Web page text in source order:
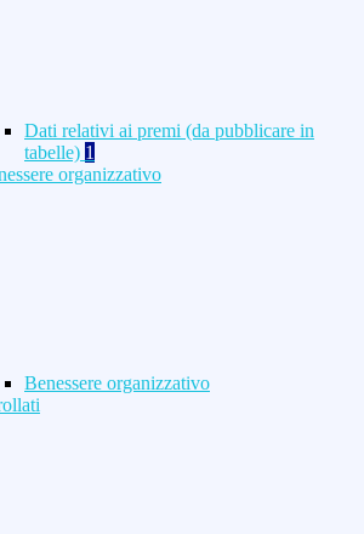
Dati relativi ai premi (da pubblicare in
tabelle) 1
organizzativo
Benessere organizzativo